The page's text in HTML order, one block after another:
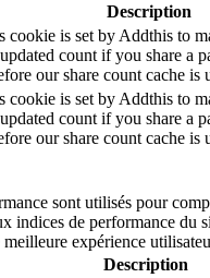
Description
cookie is set by Addthis to
count if you share a
our share count cache is
cookie is set by Addthis to
count if you share a
our share count cache is
sont utilisés pour
indices de performance du
expérience
Description